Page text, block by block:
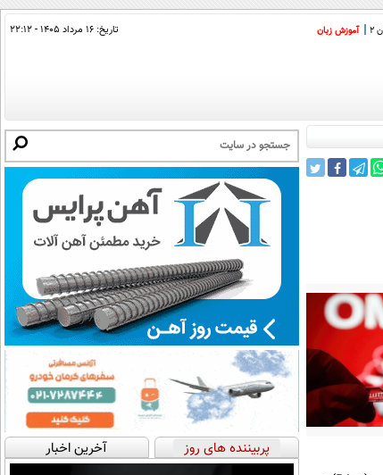
2 آموزش زبان تاریخ: ۱۶ مرداد ۱۴۰۵ - ۲۲:۱۲
پربیننده های روز آخرین اخبار